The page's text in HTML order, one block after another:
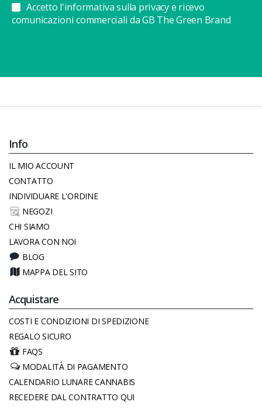
Accetto l'informativa sulla privacy e ricevo
comunicazioni commerciali da GB The Green Brand
Info
IL MIO ACCOUNT
CONTATTO
INDIVIDUARE L'ORDINE
NEGOZI
CHI SIAMO
LAVORA CON NOI
BLOG
MAPPA DEL SITO
Acquistare
COSTI E CONDIZIONI DI SPEDIZIONE
REGALO SICURO
FAQS
MODALITÀ DI PAGAMENTO
CALENDARIO LUNARE CANNABIS
RECEDERE DAL CONTRATTO QUI